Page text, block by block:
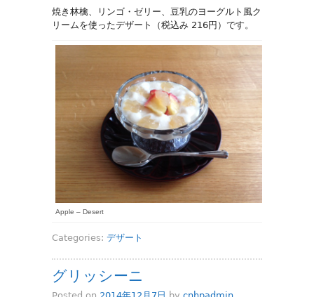
焼き林檎、リンゴ・ゼリー、豆乳のヨーグルト風ク
リームを使ったデザート（税込み 216円）です。
Apple – Desert
Categories: デザート
グリッシーニ